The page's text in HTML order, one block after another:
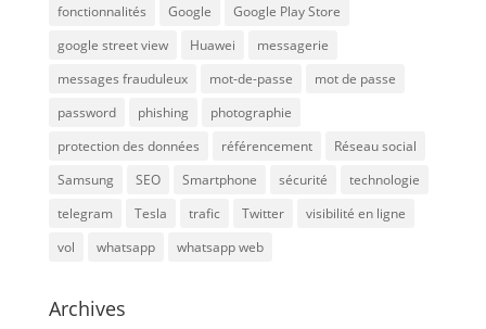
fonctionnalités
Google
Google Play Store
google street view
Huawei
messagerie
messages frauduleux
mot-de-passe
mot de passe
password
phishing
photographie
protection des données
référencement
Réseau social
Samsung
SEO Smartphone sécurité
technologie
telegram
Tesla trafic Twitter
visibilité en ligne
vol
whatsapp whatsapp web
Archives